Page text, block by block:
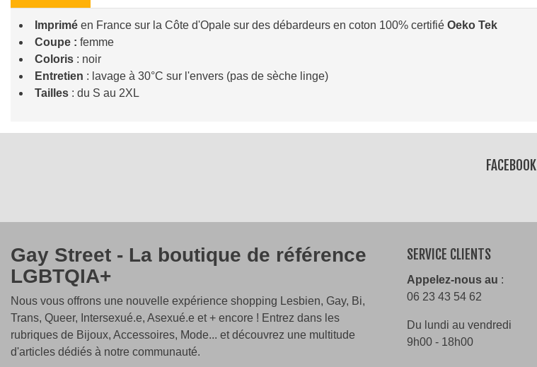
Imprimé en France sur la Côte d'Opale sur des débardeurs en coton 100% certifié Oeko Tek
Coupe : femme
Coloris : noir
Entretien : lavage à 30°C sur l'envers (pas de sèche linge)
Tailles : du S au 2XL
Lire la suite
FACEBOOK
Gay Street - La boutique de référence
LGBTQIA+
Nous vous offrons une nouvelle expérience shopping Lesbien, Gay, Bi,
Trans, Queer, Intersexué.e, Asexué.e et + encore ! Entrez dans les
rubriques de Bijoux, Accessoires, Mode... et découvrez une multitude
d'articles dédiés à notre communauté.
SERVICE CLIENTS
Appelez-nous au :
06 23 43 54 62
Du lundi au vendredi
9h00 - 18h00